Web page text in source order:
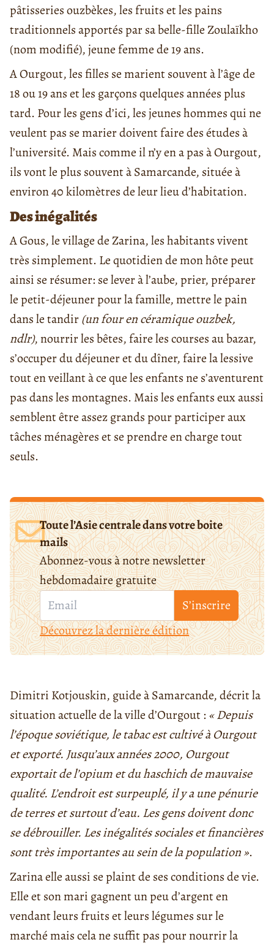
pâtisseries ouzbèkes, les fruits et les pains
traditionnels apportés par sa belle-fille Zoulaïkho
(nom modifié), jeune femme de 19 ans.
A Ourgout, les filles se marient souvent à l’âge de
18 ou 19 ans et les garçons quelques années plus
tard. Pour les gens d’ici, les jeunes hommes qui ne
veulent pas se marier doivent faire des études à
l’université. Mais comme il n’y en a pas à Ourgout,
ils vont le plus souvent à Samarcande, située à
environ 40 kilomètres de leur lieu d’habitation.
Des inégalités
A Gous, le village de Zarina, les habitants vivent
très simplement. Le quotidien de mon hôte peut
ainsi se résumer: se lever à l’aube, prier, préparer
le petit-déjeuner pour la famille, mettre le pain
dans le tandir(un four en céramique ouzbek,
ndlr), nourrir les bêtes, faire les courses au bazar,
s’occuper du déjeuner et du dîner, faire la lessive
tout en veillant à ce que les enfants ne s’aventurent
pas dans les montagnes. Mais les enfants eux aussi
semblent être assez grands pour participer aux
tâches ménagères et se prendre en charge tout
seuls.
Toute l’Asie centrale dans votre boite
mails
Abonnez-vous à notre newsletter
hebdomadaire gratuite
S’inscrire
Découvrez la dernière édition
Dimitri Kotjouskin, guide à Samarcande, décrit la
situation actuelle de la ville d’Ourgout : « Depuis
l’époque soviétique, le tabac est cultivé à Ourgout
et exporté. Jusqu’aux années 2000, Ourgout
exportait de l’opium et du haschich de mauvaise
qualité. L’endroit est surpeuplé, il y a une pénurie
de terres et surtout d’eau. Les gens doivent donc
se débrouiller. Les inégalités sociales et financières
sont très importantes au sein de la population ».
Zarina elle aussi se plaint de ses conditions de vie.
Elle et son mari gagnent un peu d’argent en
vendant leurs fruits et leurs légumes sur le
marché mais cela ne suffit pas pour nourrir la